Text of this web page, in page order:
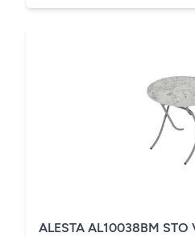
ALESTA AL10038BM STO